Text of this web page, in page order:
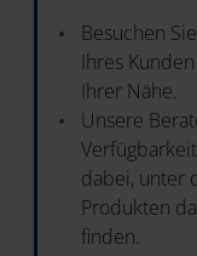
Besuchen
Ihres
Ihrer Nähe.
Unsere
dabei, unter
Produkten
finden.